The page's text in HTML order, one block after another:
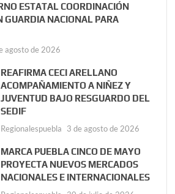
ESTATAL COORDINACIÓN
GUARDIA NACIONAL PARA
agosto de 2026
REAFIRMA CECI ARELLANO
ACOMPAÑAMIENTO A NIÑEZ Y
JUVENTUD BAJO RESGUARDO DEL
SEDIF
Regionalespuebla 3 de agosto de 2026
MARCA PUEBLA CINCO DE MAYO
PROYECTA NUEVOS MERCADOS
NACIONALES E INTERNACIONALES